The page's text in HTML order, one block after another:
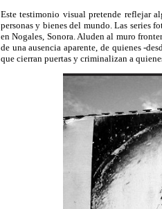
Este testimonio visual pretende reflejar
personas y bienes del mundo. Las series
en Nogales, Sonora. Aluden al muro
de una ausencia aparente, de quienes -
que cierran puertas y criminalizan a